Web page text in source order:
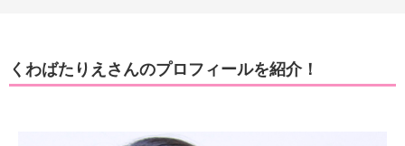
くわばたりえさんのプロフィールを紹介！